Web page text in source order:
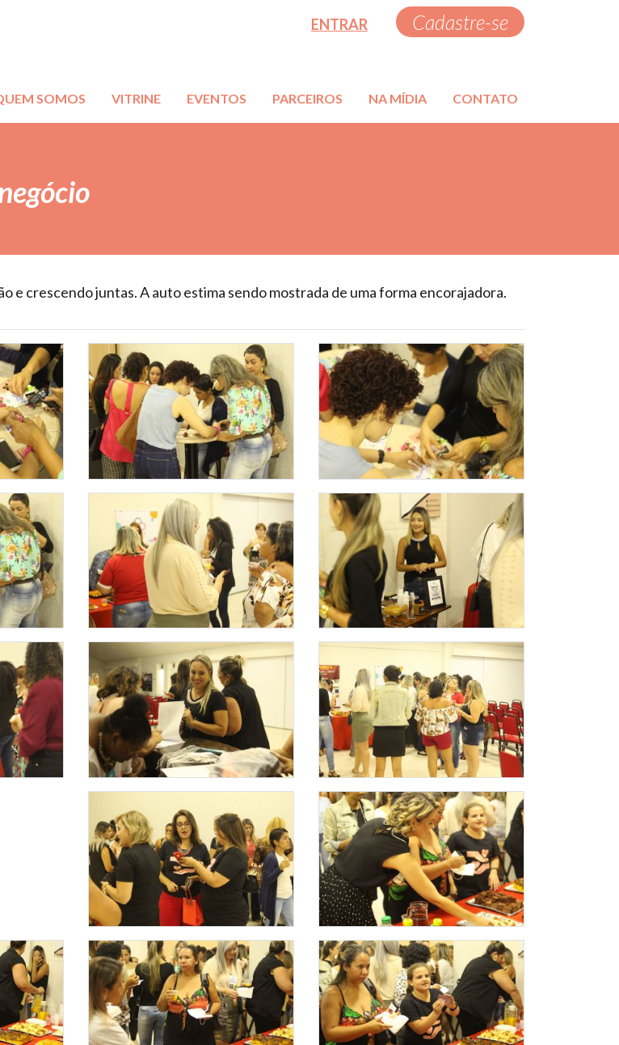
ENTRAR Cadastre-se
SOMOS VITRINE EVENTOS PARCEIROS NA MÍDIA CONTATO
e crescendo juntas. A auto estima sendo mostrada de uma forma encorajadora.